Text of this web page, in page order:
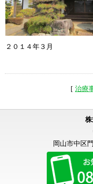
２０１４年３月
[ 治療
岡山市中区